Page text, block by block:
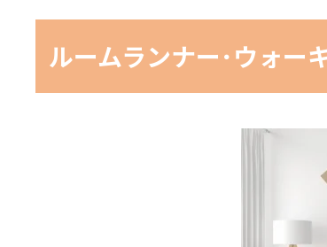
ルームランナー･ウォー